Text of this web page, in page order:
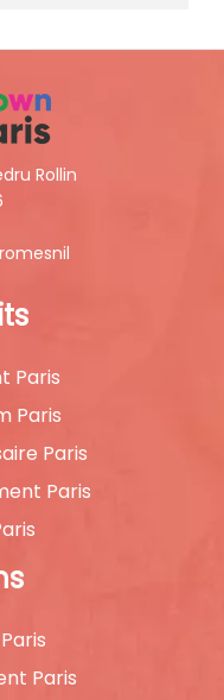
Rollin
Paris
Paris
Paris
Paris
Paris